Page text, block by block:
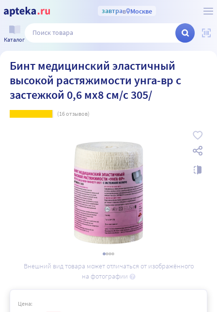
завтрав Москве
Каталог
Бинт медицинский эластичный
высокой растяжимости унга-вр с
застежкой 0,6 мx8 см/с 305/
(16отзывов)
Внешний вид товара может отличаться от изображённого
на фотографии
Цена: